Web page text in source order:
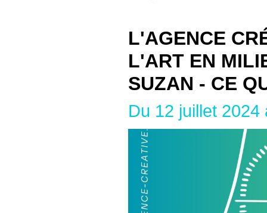
L'AGENCE
L'ART EN
SUZAN - CE
Du 12 juillet